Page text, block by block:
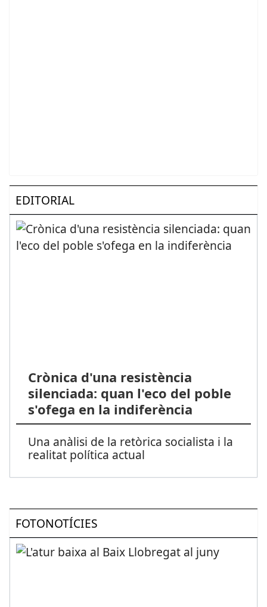
EDITORIAL
Crònica d'una resistència
silenciada: quan l'eco del poble
s'ofega en la indiferència
Una anàlisi de la retòrica socialista i la
realitat política actual
FOTONOTÍCIES